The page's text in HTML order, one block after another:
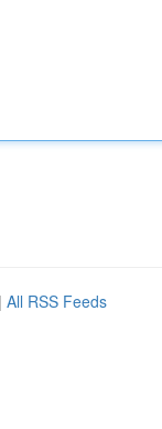
| All RSS Feeds